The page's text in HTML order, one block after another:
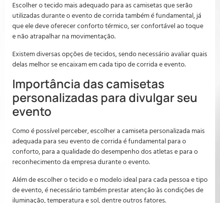
Escolher o tecido mais adequado para as camisetas que serão
utilizadas durante o evento de corrida também é fundamental, já
que ele deve oferecer conforto térmico, ser confortável ao toque
e não atrapalhar na movimentação.
Existem diversas opções de tecidos, sendo necessário avaliar quais
delas melhor se encaixam em cada tipo de corrida e evento.
Importância das camisetas
personalizadas para divulgar seu
evento
Como é possível perceber, escolher a camiseta personalizada mais
adequada para seu evento de corrida é fundamental para o
conforto, para a qualidade do desempenho dos atletas e para o
reconhecimento da empresa durante o evento.
Além de escolher o tecido e o modelo ideal para cada pessoa e tipo
de evento, é necessário também prestar atenção às condições de
iluminação, temperatura e sol, dentre outros fatores.